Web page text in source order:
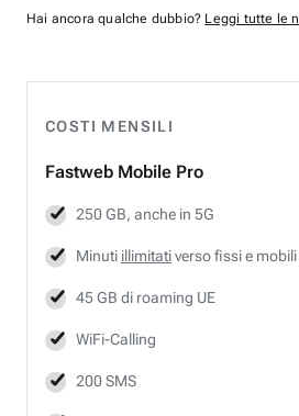
COSTI MENSILI
Fastweb Mobile Pro
250 GB, anche in 5G
Minuti illimitativerso fissi e
45 GB di roaming UE
WiFi-Calling
200 SMS
Hai ancora qualche dubbio? Leggi tutte le